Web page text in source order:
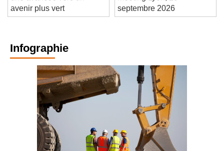
une avancée vers un
avenir plus vert
meeting Lyon, 15
septembre 2026
Infographie